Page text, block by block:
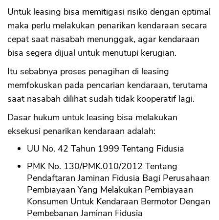
Untuk leasing bisa memitigasi risiko dengan optimal
maka perlu melakukan penarikan kendaraan secara
cepat saat nasabah menunggak, agar kendaraan
bisa segera dijual untuk menutupi kerugian.
Itu sebabnya proses penagihan di leasing
memfokuskan pada pencarian kendaraan, terutama
saat nasabah dilihat sudah tidak kooperatif lagi.
Dasar hukum untuk leasing bisa melakukan
eksekusi penarikan kendaraan adalah:
UU No. 42 Tahun 1999 Tentang Fidusia
PMK No. 130/PMK.010/2012 Tentang
Pendaftaran Jaminan Fidusia Bagi Perusahaan
Pembiayaan Yang Melakukan Pembiayaan
Konsumen Untuk Kendaraan Bermotor Dengan
Pembebanan Jaminan Fidusia